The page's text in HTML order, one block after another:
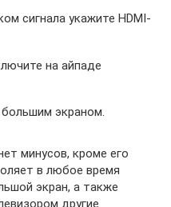
сигнала укажите HDMI-
на айпаде
экраном.
минусов, кроме его
в любое время
экран, а также
другие